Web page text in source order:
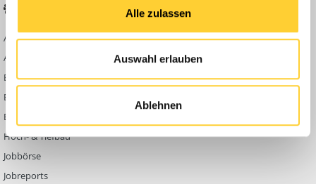
Alle zulassen
Auswahl erlauben
Ablehnen
Abbruch
Ausbildung & Beruf
Bau Allgemein
Baumaschinen
Berg- & Tagebau
Hoch- & Tiefbau
Jobbörse
Jobreports
KONTAKT
Werben auf
Bauforum24
Datenschutzerklärung